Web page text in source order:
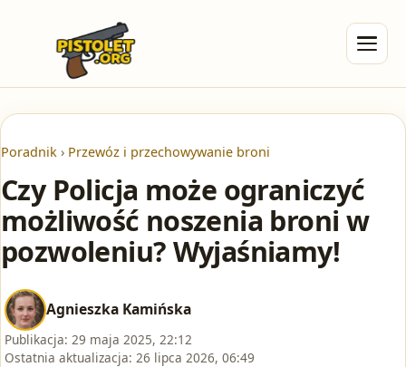
Poradnik › Przewóz i przechowywanie broni
Czy Policja może ograniczyć
możliwość noszenia broni w
pozwoleniu? Wyjaśniamy!
Agnieszka Kamińska
Publikacja: 29 maja 2025, 22:12
Ostatnia aktualizacja: 26 lipca 2026, 06:49